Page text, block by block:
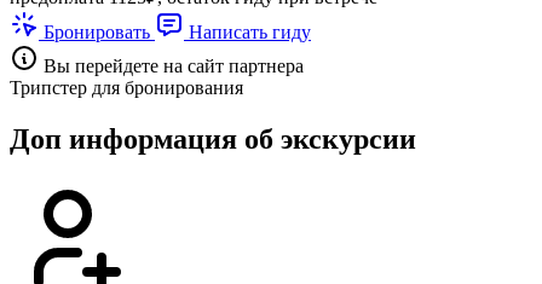
Бронировать
Написать гиду
Вы перейдете на сайт партнера
Трипстер для бронирования
Доп информация об экскурсии